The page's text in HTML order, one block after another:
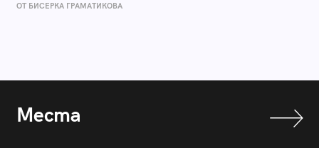
ОТ БИСЕРКА ГРАМАТИКОВА
Места